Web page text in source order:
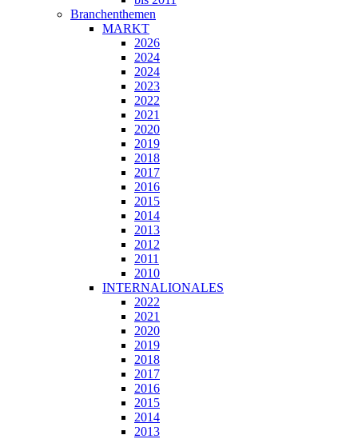
Branchenthemen
MARKT
2026
2024
2024
2023
2022
2021
2020
2019
2018
2017
2016
2015
2014
2013
2012
2011
2010
INTERNALIONALES
2022
2021
2020
2019
2018
2017
2016
2015
2014
2013